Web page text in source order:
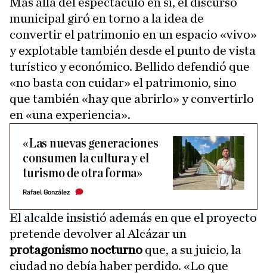
municipal giró en torno a la idea de
convertir el patrimonio en un espacio «vivo»
y explotable también desde el punto de vista
turístico y económico. Bellido defendió que
«no basta con cuidar» el patrimonio, sino
que también «hay que abrirlo» y convertirlo
en «una experiencia».
«Las nuevas generaciones
consumen la cultura y el
turismo de otra forma»
Rafael González
El alcalde insistió además en que el proyecto
pretende devolver al Alcázar un
protagonismo nocturno que, a su juicio, la
ciudad no debía haber perdido. «Lo que